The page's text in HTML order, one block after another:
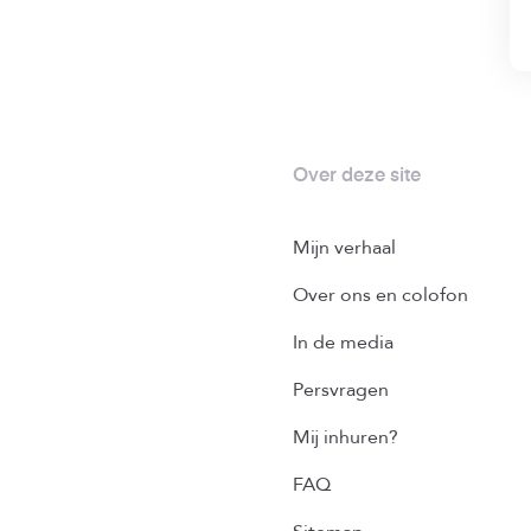
Over deze site
Mijn verhaal
Over ons en colofon
In de media
Persvragen
Mij inhuren?
FAQ